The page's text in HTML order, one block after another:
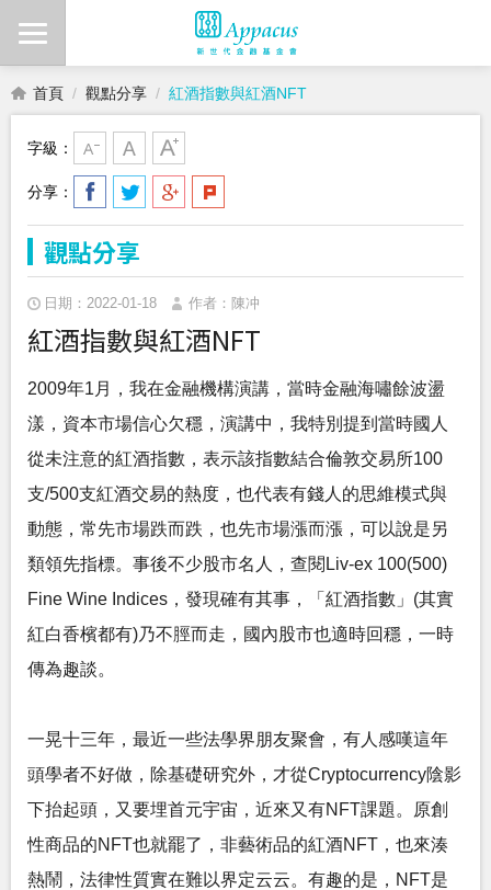
首頁 觀點分享 紅酒指數與紅酒NFT
字級：
分享：
觀點分享
日期：2022-01-18 作者：陳冲
紅酒指數與紅酒NFT
2009年1月，我在金融機構演講，當時金融海嘯餘波盪
漾，資本市場信心欠穩，演講中，我特別提到當時國人
從未注意的紅酒指數，表示該指數結合倫敦交易所100
支/500支紅酒交易的熱度，也代表有錢人的思維模式與
動態，常先市場跌而跌，也先市場漲而漲，可以說是另
類領先指標。事後不少股市名人，查閱Liv-ex 100(500)
Fine Wine Indices，發現確有其事，「紅酒指數」(其實
紅白香檳都有)乃不脛而走，國內股市也適時回穩，一時
傳為趣談。
一晃十三年，最近一些法學界朋友聚會，有人感嘆這年
頭學者不好做，除基礎研究外，才從Cryptocurrency陰影
下抬起頭，又要埋首元宇宙，近來又有NFT課題。原創
性商品的NFT也就罷了，非藝術品的紅酒NFT，也來湊
熱鬧，法律性質實在難以界定云云。有趣的是，NFT是